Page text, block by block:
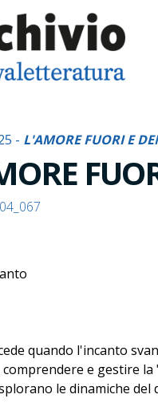
- L'AMORE FUORI E
quando l'incanto
e gestire
le dinamiche